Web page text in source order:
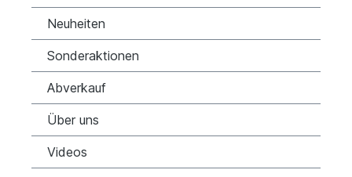
Neuheiten
Sonderaktionen
Abverkauf
Über uns
Videos